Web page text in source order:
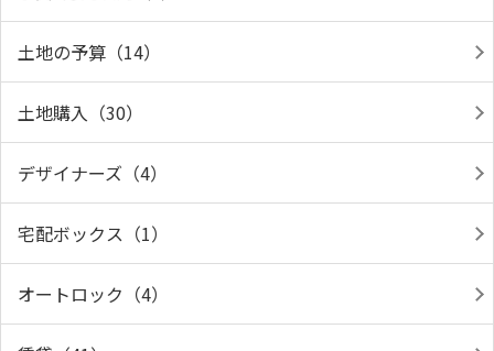
土地の予算（14）
土地購入（30）
デザイナーズ（4）
宅配ボックス（1）
オートロック（4）